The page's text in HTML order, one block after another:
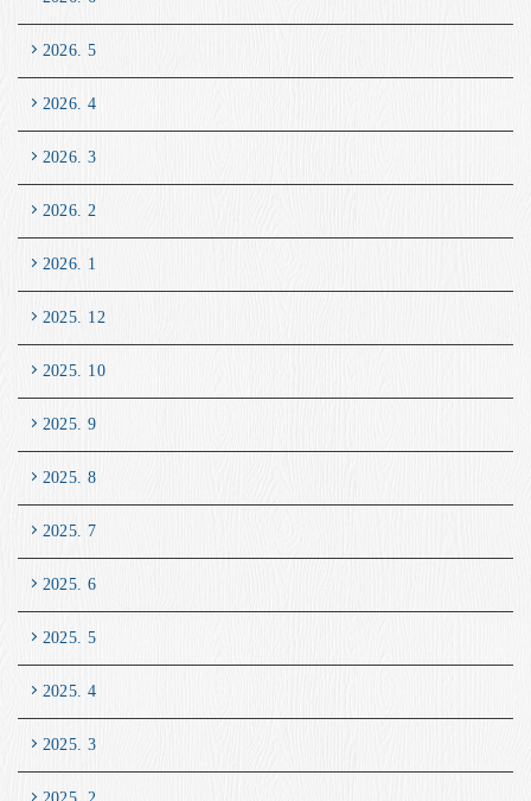
2026. 5
2026. 4
2026. 3
2026. 2
2026. 1
2025. 12
2025. 10
2025. 9
2025. 8
2025. 7
2025. 6
2025. 5
2025. 4
2025. 3